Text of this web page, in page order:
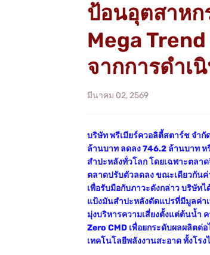
ป้อนอุตสาหก
Mega
จากการดำเ
มีนาคม 02, 2569
บริษัท พรีเมียร์ควอลิตี้สตาร์ช จำ
ล้านบาท ลดลง 746.2 ล้านบาท ห
สำปะหลังทั่วโลก โดยเฉพาะตลา
ตลาดปรับตัวลดลง ขณะเดียวกัน
เพื่อรับมือกับภาวะดังกล่าว บริษั
แป้งมันสำปะหลังดัดแปรที่มีมูลค่า
มุ่งบริหารความเสี่ยงตั้งแต่ต้นน้ำ
Zero CMD เพื่อยกระดับผลผลิตต่
เทคโนโลยีพลังงานสะอาด ทั้งโร